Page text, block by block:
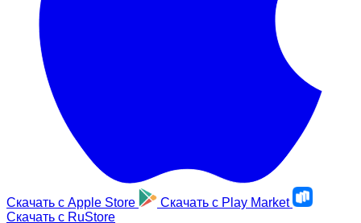
Скачать с Apple Store Скачать с Play Market
Скачать с RuStore